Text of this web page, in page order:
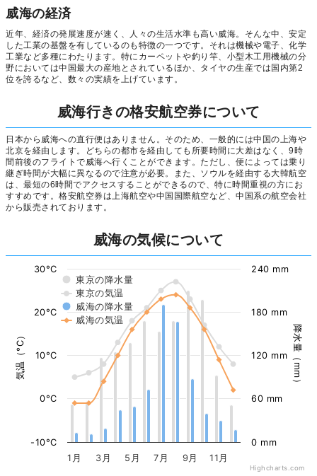
威海の経済
近年、経済の発展速度が速く、人々の生活水準も高い威海。そんな中、安定
した工業の基盤を有しているのも特徴の一つです。それは機械や電子、化学
工業など多種にわたります。特にカーペットや釣り竿、小型木工用機械の分
野においては中国最大の産地とされているほか、タイヤの生産では国内第2
位を誇るなど、数々の実績を上げています。
威海行きの格安航空券について
日本から威海への直行便はありません。そのため、一般的には中国の上海や
北京を経由します。どちらの都市を経由しても所要時間に大差はなく、9時
間前後のフライトで威海へ行くことができます。ただし、便によっては乗り
継ぎ時間が大幅に異なるので注意が必要。また、ソウルを経由する大韓航空
は、最短の6時間でアクセスすることができるので、特に時間重視の方にお
すすめです。格安航空券は上海航空や中国国際航空など、中国系の航空会社
から販売されております。
威海の気候について
気温（°C） 降水量（mm）
東京の降水量
東京の気温
威海の降水量
威海の気温
1月 3月 5月 7月 9月 11月
-10°C
0°C
10°C
20°C
30°C
0 mm
60 mm
120 mm
180 mm
240 mm
Highcharts.com